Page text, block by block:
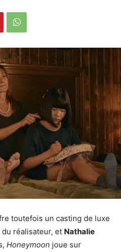
toutefois un casting de luxe
du réalisateur, et Nathalie
Honeymoon joue sur